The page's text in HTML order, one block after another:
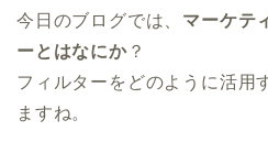
今日のブログでは、 マーケテ
ーとはなにか？
フィルターをどのように活用
ますね。